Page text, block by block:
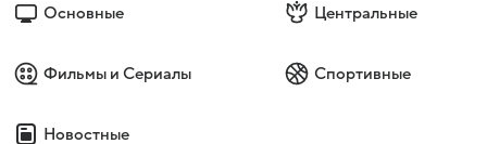
Основные Центральные
Фильмы и Сериалы Спортивные
Новостные